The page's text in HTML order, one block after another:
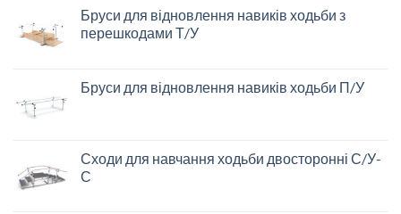
Бруси для відновлення навиків ходьби з
перешкодами Т/У
Бруси для відновлення навиків ходьби П/У
Сходи для навчання ходьби двосторонні С/У-
С